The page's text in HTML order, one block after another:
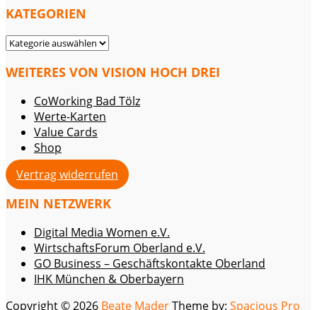
KATEGORIEN
KATEGORIEN
WEITERES VON VISION HOCH DREI
CoWorking Bad Tölz
Werte-Karten
Value Cards
Shop
Vertrag widerrufen
MEIN NETZWERK
Digital Media Women e.V.
WirtschaftsForum Oberland e.V.
GO Business – Geschäftskontakte Oberland
IHK München & Oberbayern
Copyright © 2026 Beate MaderTheme by: Spacious Pro